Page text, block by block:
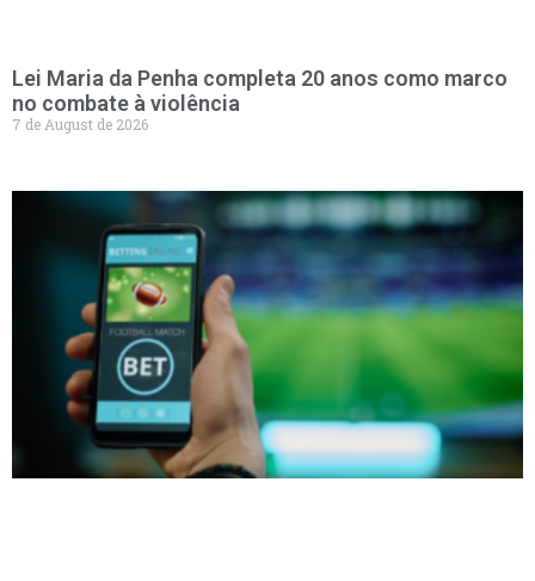
Lei Maria da Penha completa 20 anos como marco
no combate à violência
7 de August de 2026